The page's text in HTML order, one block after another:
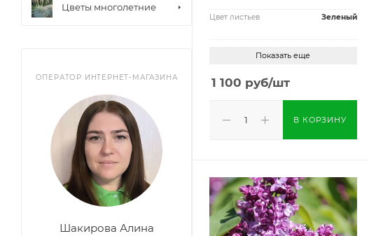
Цвет листьев Зеленый
Показать еще
1 100 руб/шт
В КОРЗИНУ
Цветы многолетние
ОПЕРАТОР ИНТЕРНЕТ-МАГАЗИНА
Шакирова Алина